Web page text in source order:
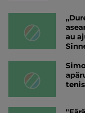
au
tenis